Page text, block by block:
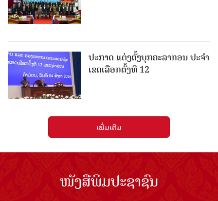
ປະກາດ ແຕ່ງຕັ້ງບຸກຄະລາກອນ ປະຈໍາ
ເຂດເລືອກຕັ້ງທີ 12
ເພີ່ມເຕີມ
ໜັງສືພິມປະຊາຊົນ